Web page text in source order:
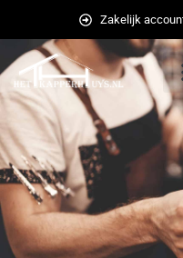
inhoud
Zakelijk